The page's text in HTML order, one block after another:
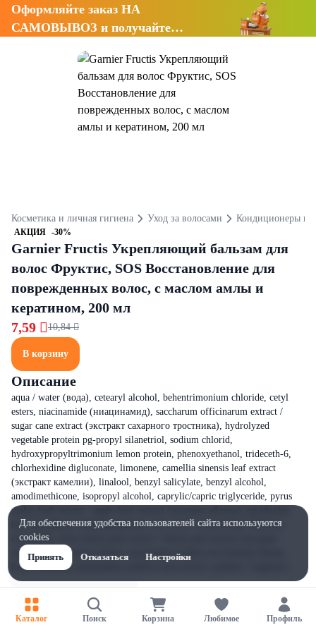
Оформляйте заказ НА
САМОВЫВОЗ и получайте
Косметика и личная гигиена Уход за волосами Кондиционеры и
АКЦИЯ -30%
Garnier Fructis Укрепляющий бальзам для
волос Фруктис, SOS Восстановление для
поврежденных волос, с маслом амлы и
кератином, 200 мл
7,59 10,84 
В корзину
Описание
aqua / water (вода), cetearyl alcohol, behentrimonium chloride, cetyl
esters, niacinamide (ниацинамид), saccharum officinarum extract /
sugar cane extract (экстракт сахарного тростника), hydrolyzed
vegetable protein pg-propyl silanetriol, sodium chlorid,
hydroxypropyltrimonium lemon protein, phenoxyethanol, trideceth-6,
chlorhexidine digluconate, limonene, camellia sinensis leaf extract
(экстракт камелии), linalool, benzyl salicylate, benzyl alcohol,
amodimethicone, isopropyl alcohol, caprylic/capric triglyceride, pyrus
malus fruit extract / apple fruit extract (экстракт яблока), pyridoxine
hcl, butylphenyl methylpropional, citric acid, cetrimonium chloride,
citronellol, citrus limon peel extract / lemon peel extract (экстракт
лимона), potassium sorbate, leuconostoc/radish root ferment filtrate,
hexyl cinnamal, phyllanthus emblica fruit extract, parfum / fragrance
Каталог Поиск Корзина Любимое Профиль
Для обеспечения удобства пользователей сайта используются
cookies
Принять
Отказаться Настройки